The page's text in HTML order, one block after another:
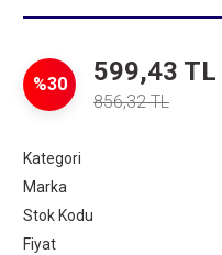
%30 599,43 TL
856,32 TL
Kategori
Marka
Stok Kodu
Fiyat